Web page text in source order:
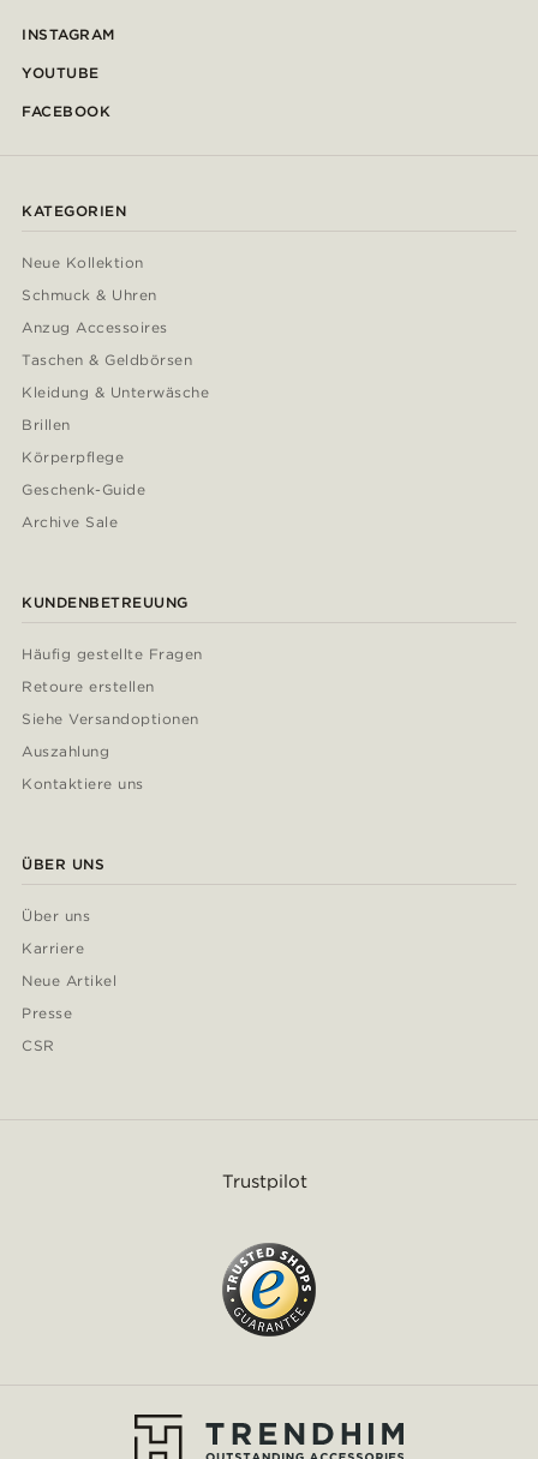
INSTAGRAM
YOUTUBE
FACEBOOK
KATEGORIEN
Neue Kollektion
Schmuck & Uhren
Anzug Accessoires
Taschen & Geldbörsen
Kleidung & Unterwäsche
Brillen
Körperpflege
Geschenk-Guide
Archive Sale
KUNDENBETREUUNG
Häufig gestellte Fragen
Retoure erstellen
Siehe Versandoptionen
Auszahlung
Kontaktiere uns
ÜBER UNS
Über uns
Karriere
Neue Artikel
Presse
CSR
Trustpilot